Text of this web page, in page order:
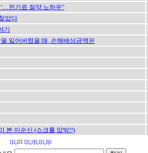
전기료 절약 노하우"
았다
기
잃어버렸을 때, 손해배상금액은
본 이순신 (스크롤 압박!!)
[1] [2] [3] [4] [5] [6]